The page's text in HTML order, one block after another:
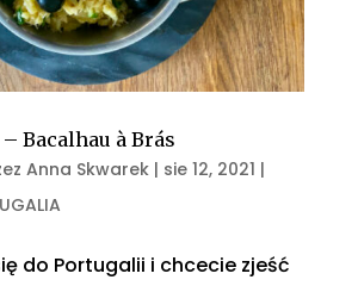
Bacalhau à Brás
Anna Skwarek| sie 12, 2021 |
do Portugalii i chcecie zjeść